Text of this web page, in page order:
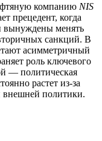
компанию NIS
прецедент, когда
вынуждены менять
санкций. В
асимметричный
роль ключевого
— политическая
растет из-за
внешней политики.